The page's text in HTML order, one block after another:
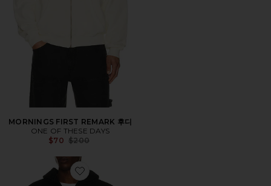
MORNINGS FIRST REMARK 후디
ONE OF THESE DAYS
$70 Previous price:
$200
Favorite BABY 후디